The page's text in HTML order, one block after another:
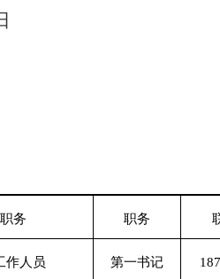
务 职务
作人员 第一书记